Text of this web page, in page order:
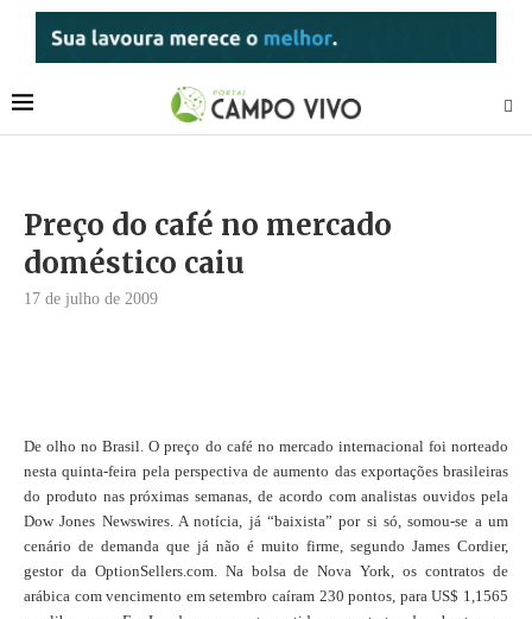
Preço do café no mercado
doméstico caiu
17 de julho de 2009
De olho no Brasil. O preço do café no mercado internacional foi norteado
nesta quinta-feira pela perspectiva de aumento das exportações brasileiras
do produto nas próximas semanas, de acordo com analistas ouvidos pela
Dow Jones Newswires. A notícia, já “baixista” por si só, somou-se a um
cenário de demanda que já não é muito firme, segundo James Cordier,
gestor da OptionSellers.com. Na bolsa de Nova York, os contratos de
arábica com vencimento em setembro caíram 230 pontos, para US$ 1,1565